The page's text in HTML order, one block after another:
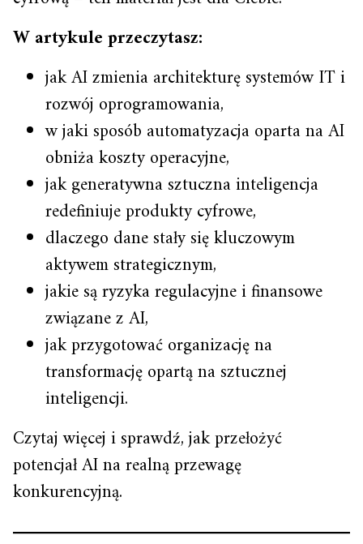
W artykule przeczytasz:
jak AI zmienia architekturę systemów IT i
rozwój oprogramowania,
w jaki sposób automatyzacja oparta na AI
obniża koszty operacyjne,
jak generatywna sztuczna inteligencja
redefiniuje produkty cyfrowe,
dlaczego dane stały się kluczowym
aktywem strategicznym,
jakie są ryzyka regulacyjne i finansowe
związane z AI,
jak przygotować organizację na
transformację opartą na sztucznej
inteligencji.
Czytaj więcej i sprawdź, jak przełożyć
potencjał AI na realną przewagę
konkurencyjną.